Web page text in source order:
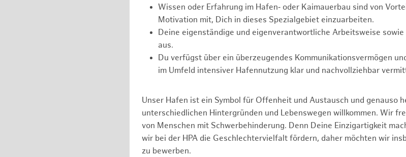
Wissen oder Erfahrung im Hafen‑ oder Kaimauerbau sind von
Motivation mit, Dich in dieses Spezialgebiet einzuarbeiten.
Deine eigenständige und eigenverantwortliche Arbeitsweise
aus.
Du verfügst über ein überzeugendes Kommunikationsvermögen
im Umfeld intensiver Hafennutzung klar und nachvollziehbar
Unser Hafen ist ein Symbol für Offenheit und Austausch und genauso
unterschiedlichen Hintergründen und Lebenswegen willkommen. Wir
von Menschen mit Schwerbehinderung. Denn Deine Einzigartigkeit
wir bei der HPA die Geschlechtervielfalt fördern, daher möchten wir
zu bewerben.